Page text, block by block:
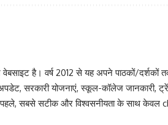
है। वर्ष 2012 से यह अपने पाठकों/दर्शकों
सरकारी योजनाएं, स्कूल-कॉलेज जानकारी,
सबसे सटीक और विश्वसनीयता के साथ केवल